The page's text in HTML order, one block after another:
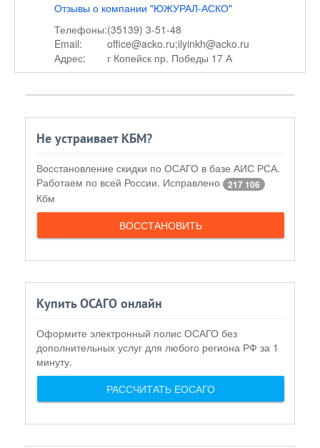
Отзывы о компании "ЮЖУРАЛ-АСКО"
Телефоны:(35139) 3-51-48
Email:
office@acko.ru;ilyinkh@acko.ru
Адрес:
г Копейск пр. Победы 17 А
Не устраивает КБМ?
Восстановление скидки по ОСАГО в базе АИС РСА.
Работаем по всей России. Исправлено
217 106
Кбм
ВОССТАНОВИТЬ
Купить ОСАГО онлайн
Оформите электронный полис ОСАГО без
дополнительных услуг для любого региона РФ за 1
минуту.
РАССЧИТАТЬ ЕОСАГО